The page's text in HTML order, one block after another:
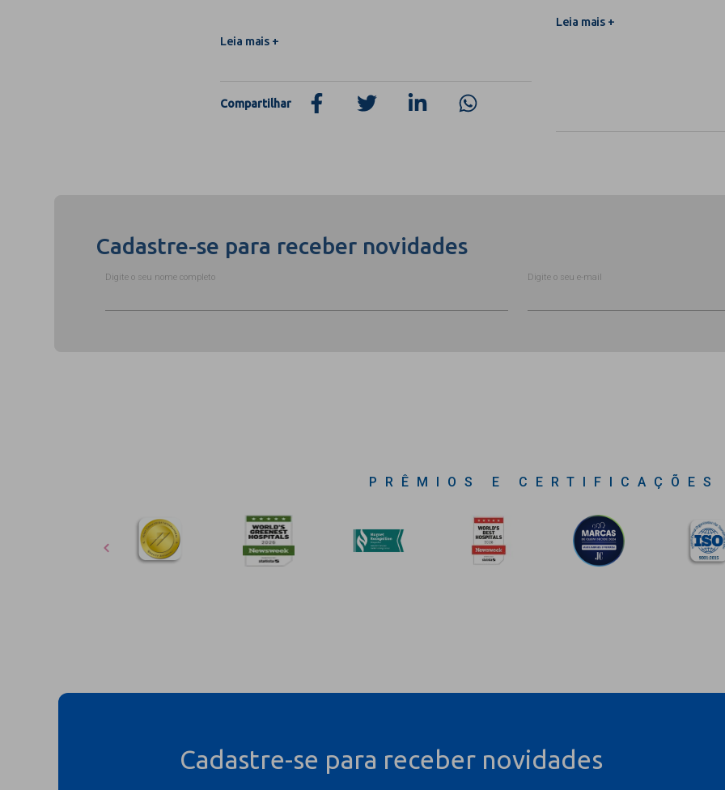
Leia mais +
Leia mais +
Compartilhar
Cadastre-se para receber novidades
Digite o seu nome completo Digite o seu e-mail
PRÊMIOS E CERTIFICAÇÕES
Cadastre-se para receber novidades